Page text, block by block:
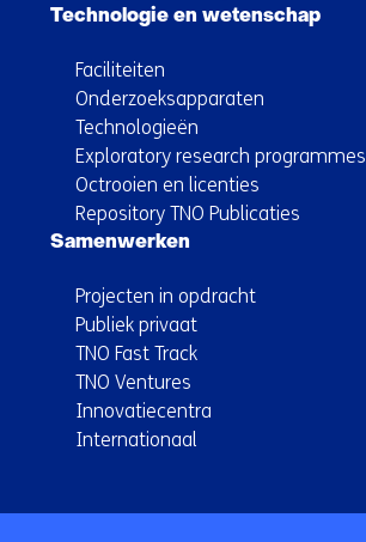
Technologie en wetenschap
Faciliteiten
Onderzoeksapparaten
Technologieën
Exploratory research programmes
Octrooien en licenties
Repository TNO Publicaties
Samenwerken
Projecten in opdracht
Publiek privaat
TNO Fast Track
TNO Ventures
Innovatiecentra
Internationaal